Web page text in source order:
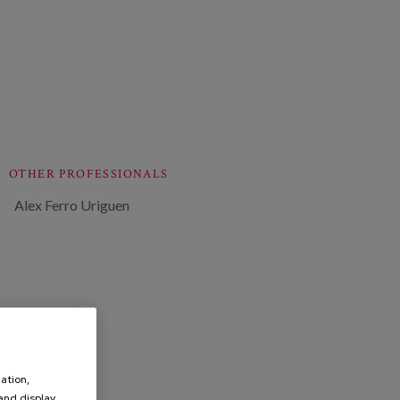
OTHER PROFESSIONALS
Alex Ferro Uriguen